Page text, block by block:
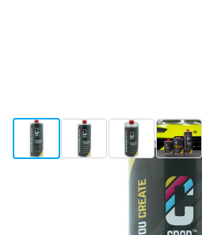
View larger imageView larger image
View larger
Inkl. moms